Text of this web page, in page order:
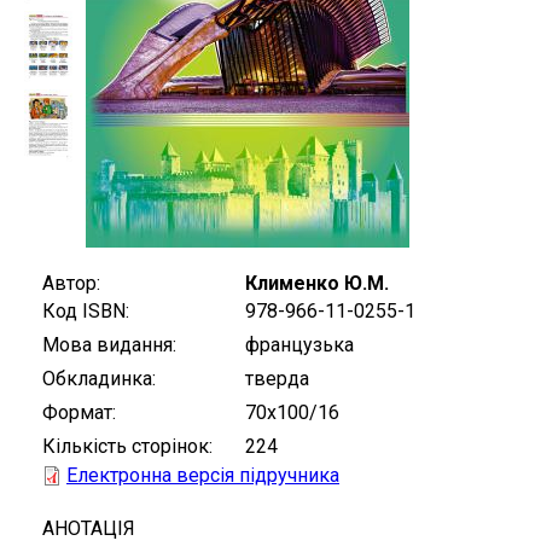
Автор
Клименко Ю.М.
Код ISBN
978-966-11-0255-1
Мова видання
французька
Обкладинка
тверда
Формат
70х100/16
Кількість сторінок
224
Електронна версія підручника
АНОТАЦІЯ